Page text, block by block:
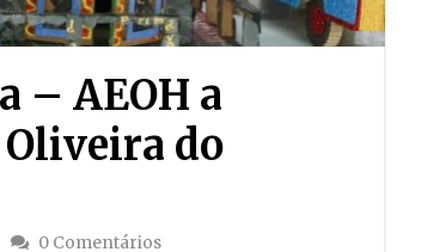
– AEOH a
do
0 Comentários